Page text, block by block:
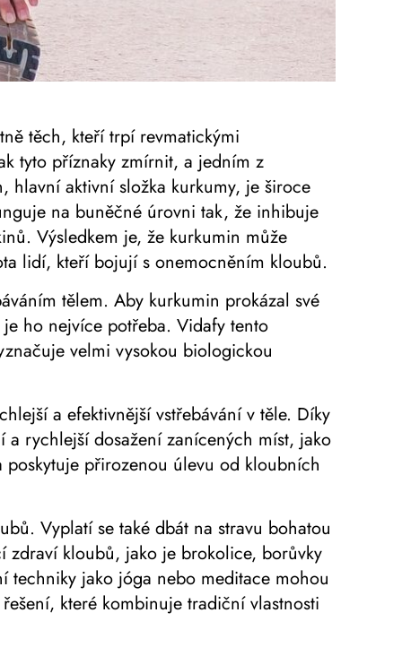
těch, kteří trpí revmatickými
tyto příznaky zmírnit, a jedním z
hlavní aktivní složka kurkumy, je široce
na buněčné úrovni tak, že inhibuje
Výsledkem je, že kurkumin může
lidí, kteří bojují s onemocněním kloubů.
tělem. Aby kurkumin prokázal své
ho nejvíce potřeba. Vidafy tento
velmi vysokou biologickou
a efektivnější vstřebávání v těle. Díky
rychlejší dosažení zanícených míst, jako
přirozenou úlevu od kloubních
Vyplatí se také dbát na stravu bohatou
zdraví kloubů, jako je brokolice, borůvky
techniky jako jóga nebo meditace mohou
které kombinuje tradiční vlastnosti